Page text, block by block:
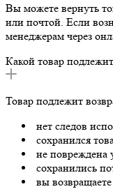
Вы можете вернуть
или почтой. Если
менеджерам через
Какой товар
Товар подлежит
нет следов
сохранился
не повреждена
сохранились
вы